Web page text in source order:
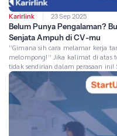
Karirlink 23 Sep 2025
Belum Punya Pengalaman?
Senjata Ampuh di CV-mu
“Gimana sih cara melamar kerja
melompong!” Jika kalimat di atas
tidak sendirian dalam perasaan ini!
hari ini—mulai dari CEO unicorn
berada di posisi yang sama persis
terasa “polos” […]